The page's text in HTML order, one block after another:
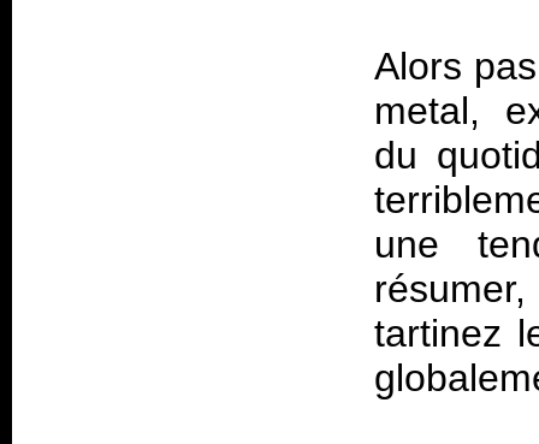
Alors
metal,
du
une
tartinez